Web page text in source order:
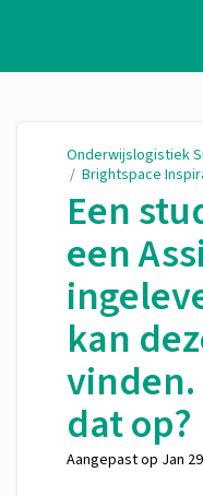
Onderwijslogistiek
/ Brightspace
Een
een
kan
vinden.
dat op?
Aangepast op Jan